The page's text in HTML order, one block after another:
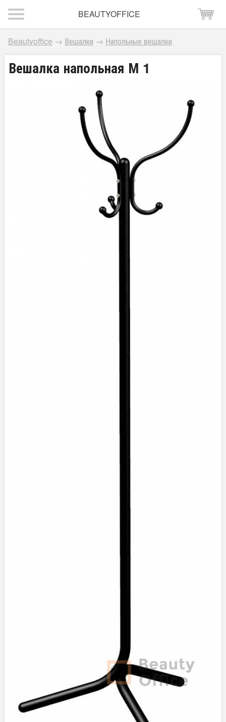
BEAUTYOFFICE
Beautyoffice → Вешалки → Напольные вешалки
Вешалка напольная М 1